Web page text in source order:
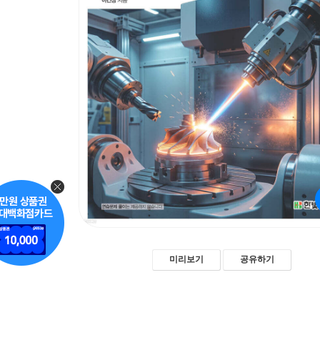
미리보기 공유하기